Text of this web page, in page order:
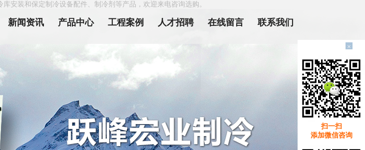
安装和保定制冷设备配件、制冷剂等产品，欢迎来电咨询选购。
新闻资讯 产品中心 工程案例 人才招聘 在线留言 联系我们
×
扫一扫
添加微信咨询